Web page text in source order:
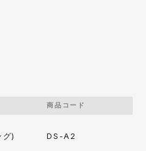
商品コード
) DS-A2